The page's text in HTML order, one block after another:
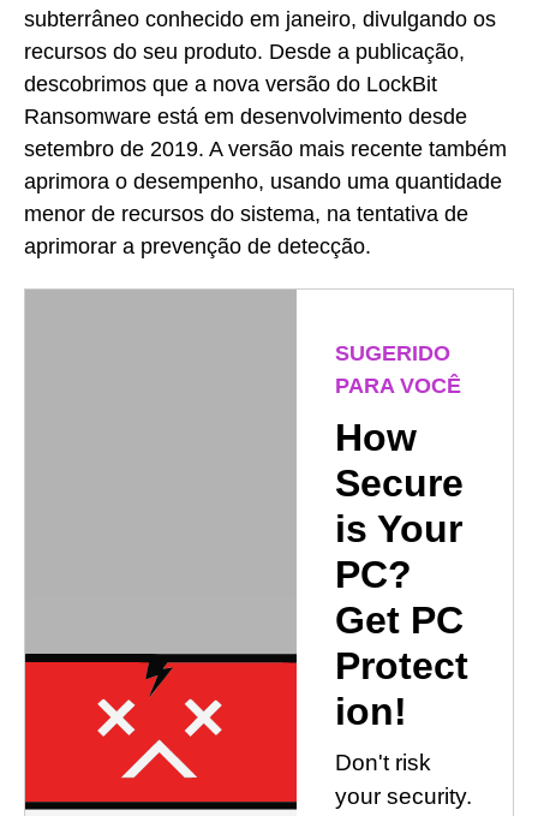
subterrâneo conhecido em janeiro, divulgando os
recursos do seu produto. Desde a publicação,
descobrimos que a nova versão do LockBit
Ransomware está em desenvolvimento desde
setembro de 2019. A versão mais recente também
aprimora o desempenho, usando uma quantidade
menor de recursos do sistema, na tentativa de
aprimorar a prevenção de detecção.
SUGERIDO
PARA VOCÊ
How
Secure
is Your
PC?
Get PC
Protect
ion!
Don't risk
your security.